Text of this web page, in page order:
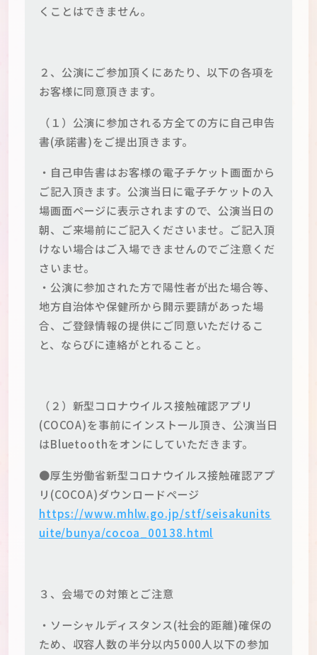
くことはできません。
２、公演にご参加頂くにあたり、以下の各項を
お客様に同意頂きます。
（１）公演に参加される方全ての方に自己申告
書(承諾書)をご提出頂きます。
・自己申告書はお客様の電子チケット画面から
ご記入頂きます。公演当日に電子チケットの入
場画面ページに表示されますので、公演当日の
朝、ご来場前にご記入くださいませ。ご記入頂
けない場合はご入場できませんのでご注意くだ
さいませ。
・公演に参加された方で陽性者が出た場合等、
地方自治体や保健所から開示要請があった場
合、ご登録情報の提供にご同意いただけるこ
と、ならびに連絡がとれること。
（２）新型コロナウイルス接触確認アプリ
(COCOA)を事前にインストール頂き、公演当日
はBluetoothをオンにしていただきます。
●厚生労働省新型コロナウイルス接触確認アプ
リ(COCOA)ダウンロードページ
https://www.mhlw.go.jp/stf/seisakunits
uite/bunya/cocoa_00138.html
３、会場での対策とご注意
・ソーシャルディスタンス(社会的距離)確保の
ため、収容人数の半分以内5000人以下の参加